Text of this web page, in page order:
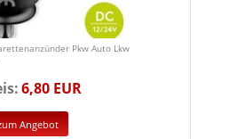
Pkw Auto Lkw
6,80 EUR
Angebot